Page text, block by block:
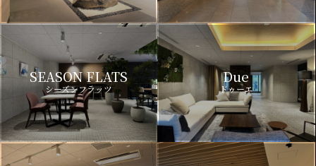
SEASON FLATS
シーズンフラッツ
Due
ドゥーエ